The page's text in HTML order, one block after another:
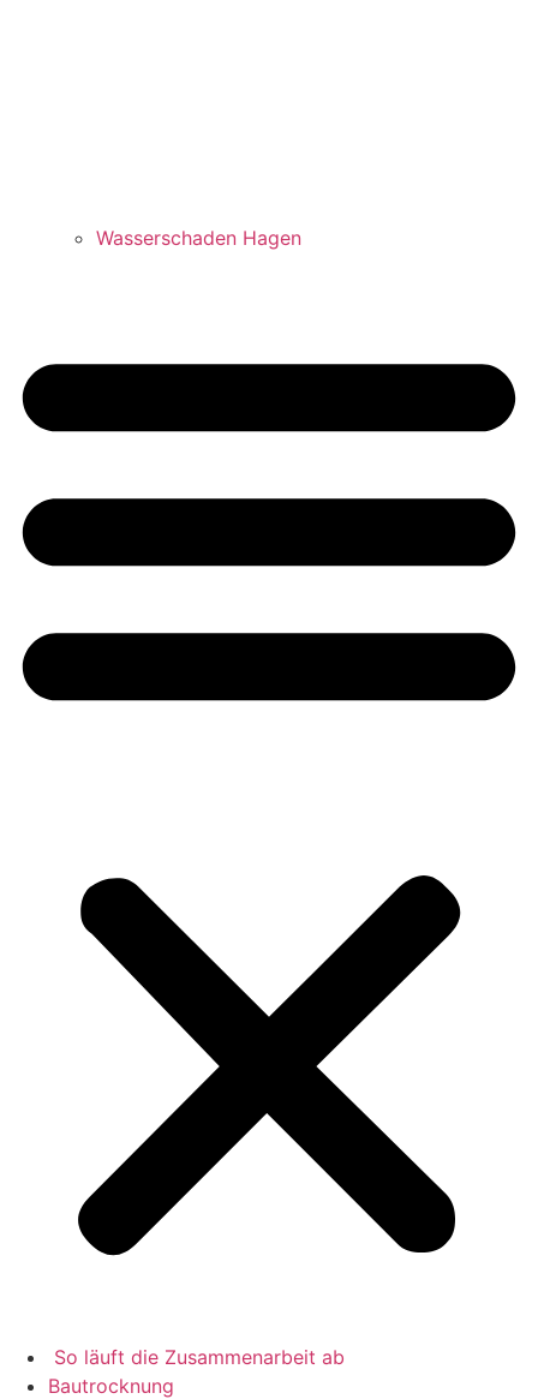
Wasserschaden Hagen
So läuft die Zusammenarbeit ab
Bautrocknung